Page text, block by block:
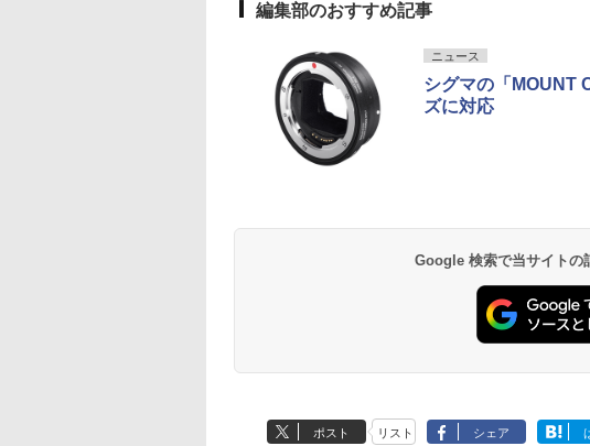
編集部のおすすめ記事
ニュース
シグマの「MOUNT
ズに対応
Google 検索で当サイトの
ポスト リスト シェア